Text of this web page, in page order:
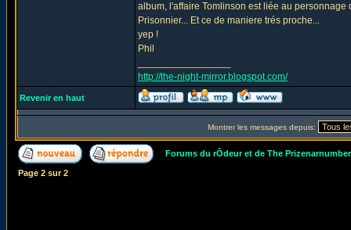
album, l'affaire Tomlinson est liée au
Prisonnier... Et ce de maniere trés proche...
yep !
Phil
http://the-night-mirror.blogspot.com/
Revenir en haut
Montrer les messages depuis:
Forums du rÔdeur et de The
Page 2 sur2